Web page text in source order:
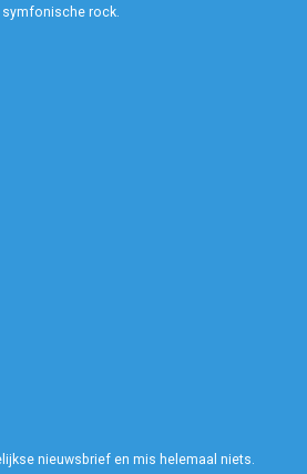
symfonische rock.
nieuwsbrief en mis helemaal niets.